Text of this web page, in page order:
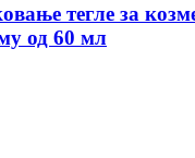
тегле за
од 60 мл